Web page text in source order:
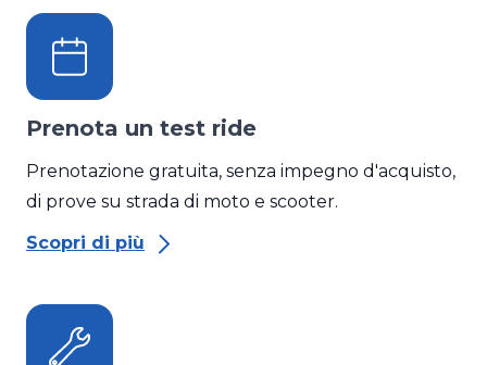
Prenota un test ride
Prenotazione gratuita, senza impegno d'acquisto,
di prove su strada di moto e scooter.
Scopri di più